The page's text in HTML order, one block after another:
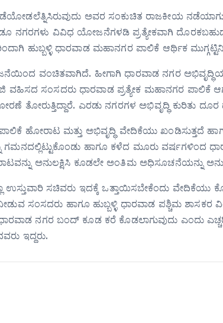
ಅವರ ಸಂಕುಚಿತ ರಾಜಕೀಯ
ನಗರಗಳು ವಿವಿಧ ಯೋಜನೆಗಳಡಿ ಪ್ರತ್ಯೇಕವಾಗಿ
ಹುಬ್ಬಳ್ಳಿ ಧಾರವಾಡ ಮಹಾನಗರ ಪಾಲಿಕೆ ಆರ್ಥಿಕ
ವಂಚಿತವಾಗಿದೆ. ಹೀಗಾಗಿ ಧಾರವಾಡ ನಗರ
ವಹಿಸದ ಸಂಸದರು ಧಾರವಾಡ ಪ್ರತ್ಯೇಕ ಮಹಾನಗರ ಪಾಲಿಕೆ
ತೋರುತ್ತಿದ್ದಾರೆ. ಎರಡು ನಗರಗಳ ಅಭಿವೃದ್ಧಿ ಕುರಿತು ದೂರ
ಹೋರಾಟ ಮತ್ತು ಅಭಿವೃದ್ಧಿ ವೇದಿಕೆಯು ಖಂಡಿಸುತ್ತದೆ
ಗಮನದಲ್ಲಿಟ್ಟುಕೊಂಡು ಹಾಗೂ ಕಳೆದ ಮೂರು ವರ್ಷಗಳಿಂದ
ಅನುಲಕ್ಷಿಸಿ ಕೂಡಲೇ ಅಂತಿಮ ಅಧಿಸೂಚನೆಯನ್ನು
ಉಸ್ತುವಾರಿ ಸಚಿವರು ಇದಕ್ಕೆ ಒತ್ತಾಯಿಸಬೇಕೆಂದು
ಸಂಸದರು ಹಾಗೂ ಹುಬ್ಬಳ್ಳಿ ಧಾರವಾಡ ಪಶ್ಚಿಮ ಶಾಸಕರ
ನಗರ ಬಂದ್‌ ಕೂಡ ಕರೆ ಕೊಡಲಾಗುವುದು ಎಂದು
ಇದ್ದರು.